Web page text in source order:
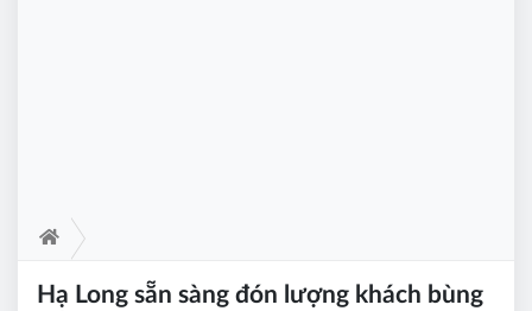
Hạ Long sẵn sàng đón lượng khách bùng